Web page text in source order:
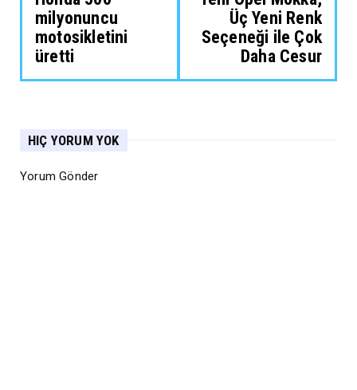
milyonuncu
motosikletini
üretti
Üç Yeni Renk
Seçeneği ile Çok
Daha Cesur
HIÇ YORUM YOK
Yorum Gönder